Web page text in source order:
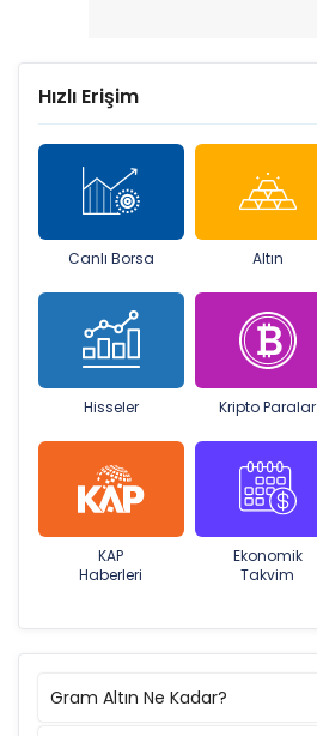
Hızlı Erişim
Canlı Borsa Altın
Hisseler Kripto Paralar
KAP
Haberleri
Ekonomik
Takvim
Gram Altın Ne Kadar?